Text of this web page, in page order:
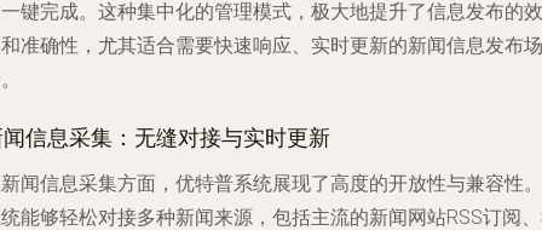
键完成。这种集中化的管理模式，极大地提升了信息发布的效
准确性，尤其适合需要快速响应、实时更新的新闻信息发布场
信息采集：无缝对接与实时更新
闻信息采集方面，优特普系统展现了高度的开放性与兼容性。
能够轻松对接多种新闻来源，包括主流的新闻网站RSS订阅